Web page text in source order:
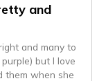
and
and many to
but I love
them when she